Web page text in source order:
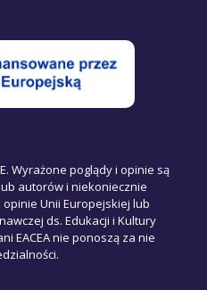
Wyrażone poglądy i opinie są
autorów i niekoniecznie
Unii Europejskiej lub
ds. Edukacji i Kultury
EACEA nie ponoszą za nie